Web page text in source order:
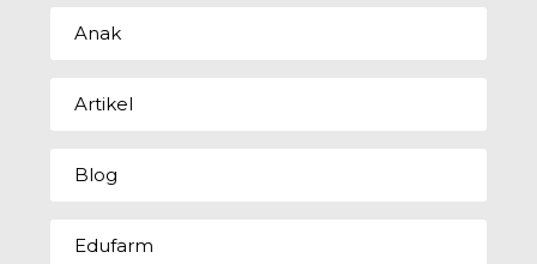
Anak
Artikel
Blog
Edufarm